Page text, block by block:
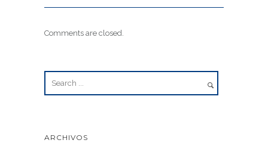
Comments are closed.
ARCHIVOS